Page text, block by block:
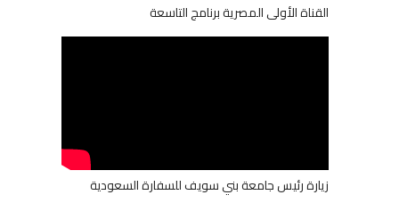
القناة الأولى المصرية برنامج التاسعة
زيارة رئيس جامعة بني سويف للسفارة السعودية